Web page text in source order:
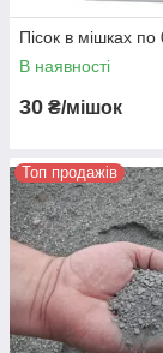
Пісок в мішках
В наявності
30 ₴/мішок
Топ продажів